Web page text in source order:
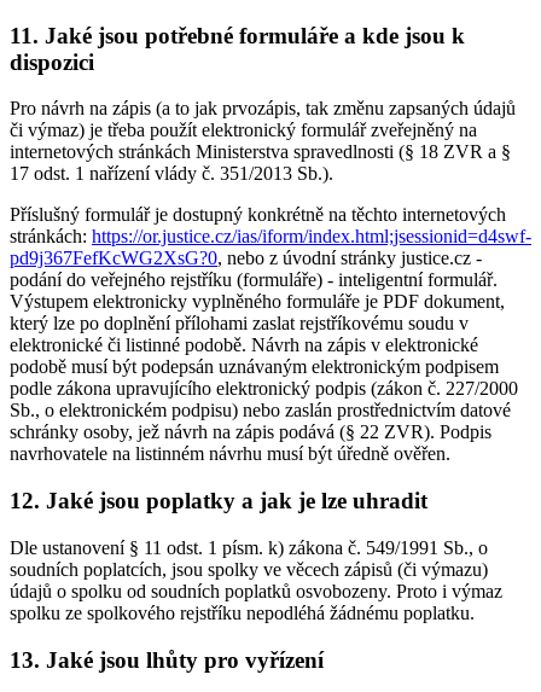
11. Jaké jsou potřebné formuláře a kde jsou k
dispozici
Pro návrh na zápis (a to jak prvozápis, tak změnu zapsaných údajů
či výmaz) je třeba použít elektronický formulář zveřejněný na
internetových stránkách Ministerstva spravedlnosti (§ 18 ZVR a §
17 odst. 1 nařízení vlády č. 351/2013 Sb.).
Příslušný formulář je dostupný konkrétně na těchto internetových
stránkách: https://or.justice.cz/ias/iform/index.html;jsessionid=d4swf-
pd9j367FefKcWG2XsG?0, nebo z úvodní stránky justice.cz -
podání do veřejného rejstříku (formuláře) - inteligentní formulář.
Výstupem elektronicky vyplněného formuláře je PDF dokument,
který lze po doplnění přílohami zaslat rejstříkovému soudu v
elektronické či listinné podobě. Návrh na zápis v elektronické
podobě musí být podepsán uznávaným elektronickým podpisem
podle zákona upravujícího elektronický podpis (zákon č. 227/2000
Sb., o elektronickém podpisu) nebo zaslán prostřednictvím datové
schránky osoby, jež návrh na zápis podává (§ 22 ZVR). Podpis
navrhovatele na listinném návrhu musí být úředně ověřen.
12. Jaké jsou poplatky a jak je lze uhradit
Dle ustanovení § 11 odst. 1 písm. k) zákona č. 549/1991 Sb., o
soudních poplatcích, jsou spolky ve věcech zápisů (či výmazu)
údajů o spolku od soudních poplatků osvobozeny. Proto i výmaz
spolku ze spolkového rejstříku nepodléhá žádnému poplatku.
13. Jaké jsou lhůty pro vyřízení